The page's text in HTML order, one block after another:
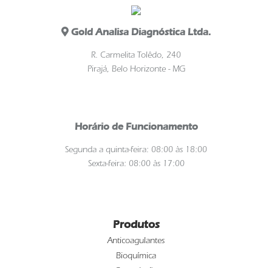
Gold Analisa Diagnóstica Ltda.
R. Carmelita Tolêdo, 240
Pirajá, Belo Horizonte - MG
Horário de Funcionamento
Segunda a quinta-feira: 08:00 às 18:00
Sexta-feira: 08:00 às 17:00
Produtos
Anticoagulantes
Bioquímica